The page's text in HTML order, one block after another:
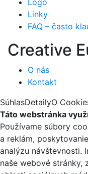
Logo
Linky
FAQ – často
Creative
O nás
Kontakt
SúhlasDetailyO
Táto webstránka
Používame súbory
a reklám,
analýzu návštevnosti.
naše webové stránky,